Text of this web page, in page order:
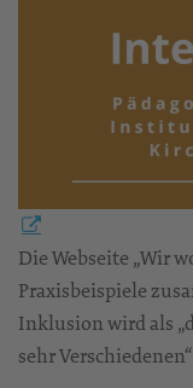
Die Webseite „Wir
Praxisbeispiele
Inklusion wird als
sehr